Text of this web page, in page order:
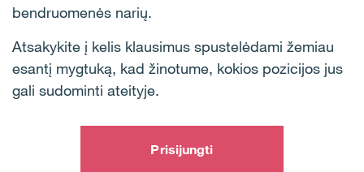
bendruomenės narių.
Atsakykite į kelis klausimus spustelėdami žemiau
esantį mygtuką, kad žinotume, kokios pozicijos jus
gali sudominti ateityje.
Prisijungti